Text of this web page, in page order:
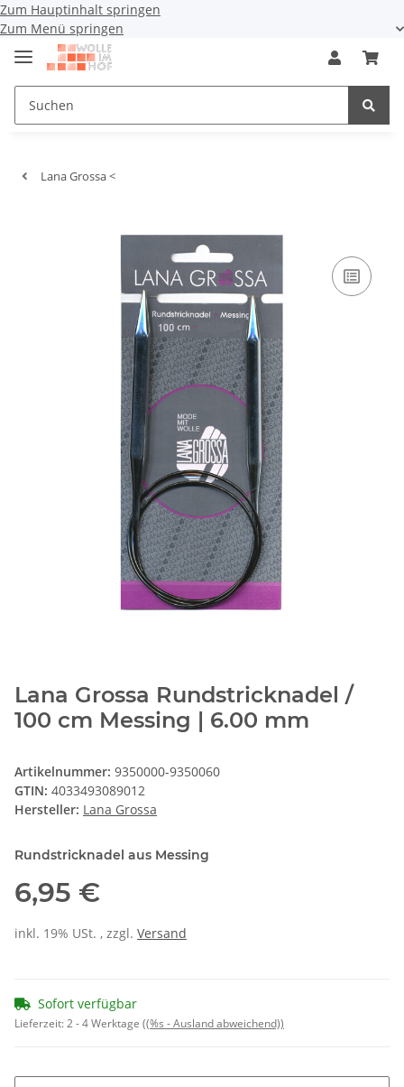
Zum Hauptinhalt springen
Zum Menü springen
Lana Grossa <
Lana Grossa Rundstricknadel /
100 cm Messing | 6.00 mm
Artikelnummer: 9350000-9350060
GTIN: 4033493089012
Hersteller: Lana Grossa
Rundstricknadel aus Messing
6,95 €
inkl. 19% USt. , zzgl. Versand
Sofort verfügbar
Lieferzeit:2 - 4 Werktage ((%s - Ausland abweichend))